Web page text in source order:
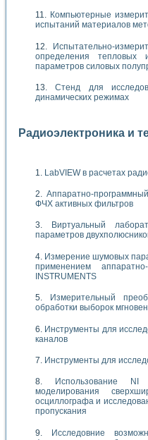
Компьютерные
испытаний материалов
Испытательно-
определения тепловых
параметров силовых
Стенд для
динамических режимах
Радиоэлектроника и
LabVIEW в расчетах
Аппаратно-
ФЧХ активных фильтров
Виртуальный
параметров
Измерение шумовых
применением
INSTRUMENTS
Измерительный
обработки выборок
Инструменты для
каналов
Инструменты для
Использование NI
моделирования
осциллографа и
пропускания
Исследовние